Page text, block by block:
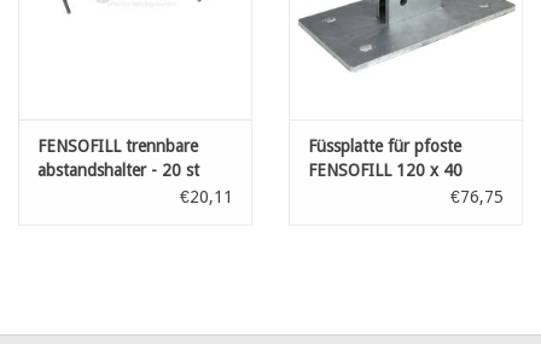
FENSOFILL trennbare
abstandshalter - 20 st
€20,11
Füssplatte für pfoste
FENSOFILL 120 x 40
€76,75